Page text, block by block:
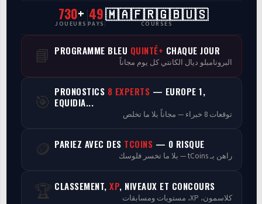
CasaCourses Pro
Resultats/Rapport CPCs
Discussion
Programmes
730+
JOUEURS
49
PAYS
🇲🇦🇫🇷🇬🇧🇺🇸
COURSES
📘 PROGRAMME BLEU QUINTÉ+ CHAQUE JOUR
البرونامبلو ديال الكانتي كل يوم مجاناً
🎯 PRONOSTICS 8 EXPERTS — EUROPE 1,
EQUIDIA...
توقعات 8 خبراء — مجاناً بلا ما تخلص
🪙 PARIEZ AVEC DES TCOINS — 0 RISQUE
راهن بـ tCoins — بلا ما تخسر فلوسك
🏆 CLASSEMENT, XP, NIVEAUX ET CONCOURS
كلاسمون، XP، مستويات ومسابقات